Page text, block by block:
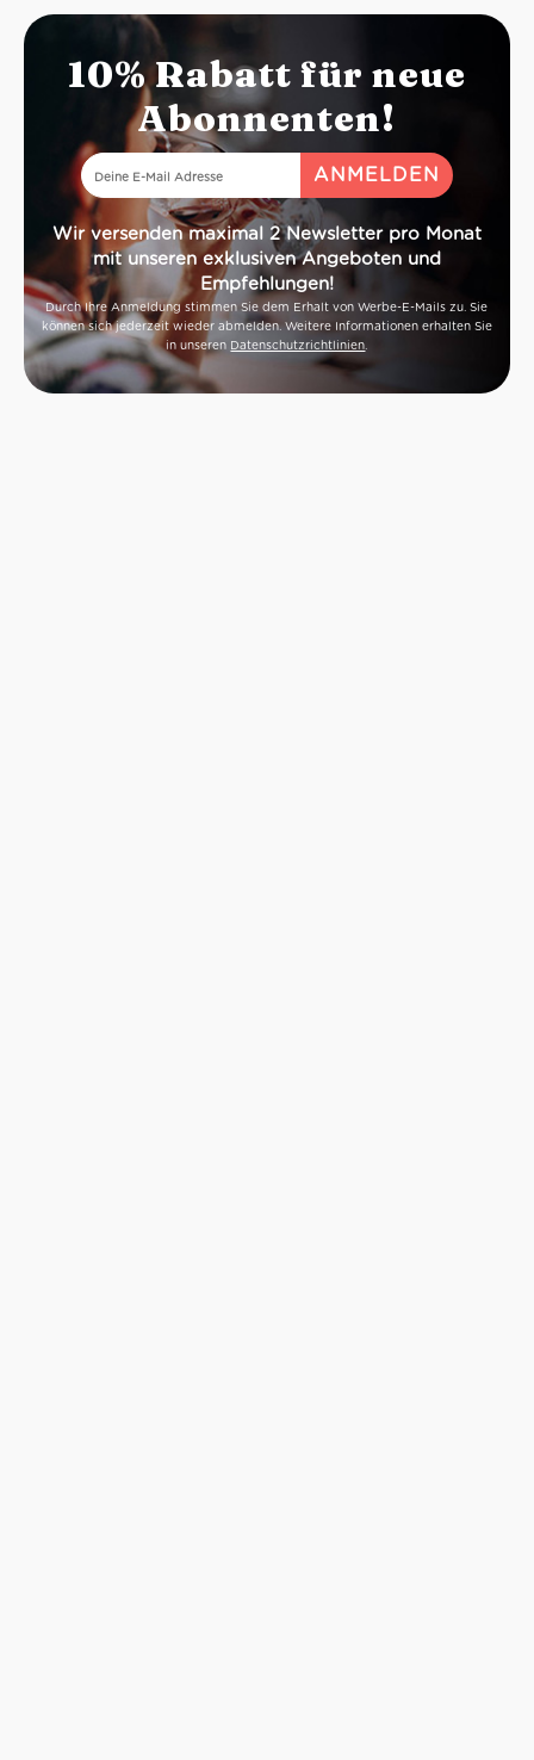
10% Rabatt für neue
Abonnenten!
Wir versenden maximal 2 Newsletter pro Monat
mit unseren exklusiven Angeboten und
Empfehlungen!
Durch Ihre Anmeldung stimmen Sie dem Erhalt von Werbe-E-Mails zu. Sie
können sich jederzeit wieder abmelden. Weitere Informationen erhalten Sie
in unseren Datenschutzrichtlinien